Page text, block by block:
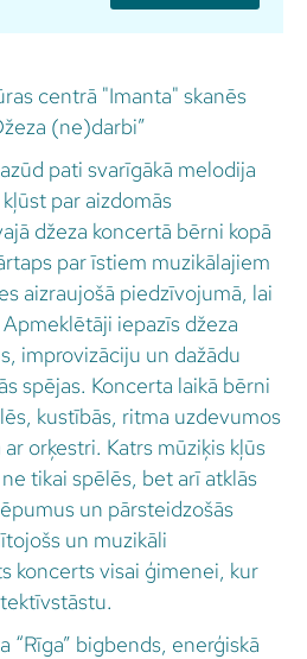
centrā "Imanta" skanēs
(ne)darbi”
pati svarīgākā melodija
par aizdomās
džeza koncertā bērni kopā
par īstiem muzikālajiem
aizraujošā piedzīvojumā, lai
iepazīs džeza
improvizāciju un dažādu
spējas. Koncerta laikā bērni
kustībās, ritma uzdevumos
orķestri. Katrs mūziķis kļūs
tikai spēlēs, bet arī atklās
un pārsteidzošās
un muzikāli
koncerts visai ģimenei, kur
“Rīga” bigbends, enerģiskā